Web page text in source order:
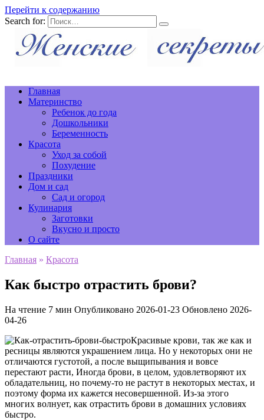
Перейти к содержанию
Search for:
Главная
Материнство
Ребенок до года
Дошкольники
Беременность
Красота
Уход за собой
Похудение
Праздники
Дом и сад
Сад и огород
Кулинария
Заготовки
Вкусно и просто
О сайте
Главная » Красота
Как быстро отрастить брови?
На чтение 7 мин Опубликовано 2026-01-23 Обновлено 2026-
04-26
Красивые крови, так же как и
ресницы являются украшением лица. Но у некоторых они не
отличаются густотой, а после выщипывания и вовсе
перестают расти, Иногда брови, в целом, удовлетворяют их
обладательниц, но почему-то не растут в некоторых местах, и
поэтому форма их кажется несовершенной. Из-за этого
многих волнует, как отрастить брови в домашних условиях
быстро.